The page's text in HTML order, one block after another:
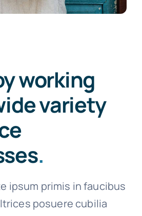
working
variety
.
ipsum primis in faucibus
posuere cubilia